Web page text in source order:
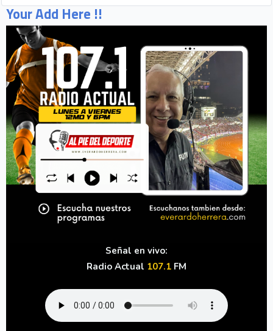
Your Add Here !!
Señal en vivo:
Radio Actual 107.1 FM